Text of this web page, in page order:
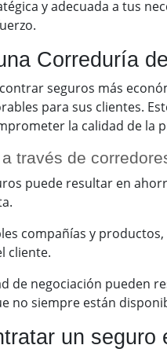
y adecuada a tus
Correduría
seguros más
para sus clientes.
la calidad de la
través de
puede resultar en
compañías y
cliente.
de negociación pueden
no siempre están
un seguro